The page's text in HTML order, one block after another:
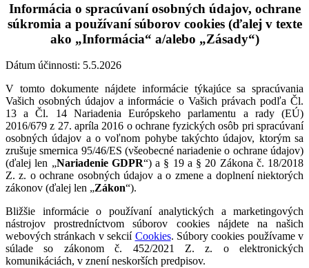
Informácia o spracúvaní osobných údajov, ochrane
súkromia a používaní súborov cookies (ďalej v texte
ako „Informácia“ a/alebo „Zásady“)
Dátum účinnosti: 5.5.2026
V tomto dokumente nájdete informácie týkajúce sa spracúvania
Vašich osobných údajov a informácie o Vašich právach podľa Čl.
13 a Čl. 14 Nariadenia Európskeho parlamentu a rady (EÚ)
2016/679 z 27. apríla 2016 o ochrane fyzických osôb pri spracúvaní
osobných údajov a o voľnom pohybe takýchto údajov, ktorým sa
zrušuje smernica 95/46/ES (všeobecné nariadenie o ochrane údajov)
(ďalej len „Nariadenie GDPR“) a § 19 a § 20 Zákona č. 18/2018
Z. z. o ochrane osobných údajov a o zmene a doplnení niektorých
zákonov (ďalej len „Zákon“).
Bližšie informácie o používaní analytických a marketingových
nástrojov prostredníctvom súborov cookies nájdete na našich
webových stránkach v sekcií Cookies. Súbory cookies používame v
súlade so zákonom č. 452/2021 Z. z. o elektronických
komunikáciách, v znení neskorších predpisov.